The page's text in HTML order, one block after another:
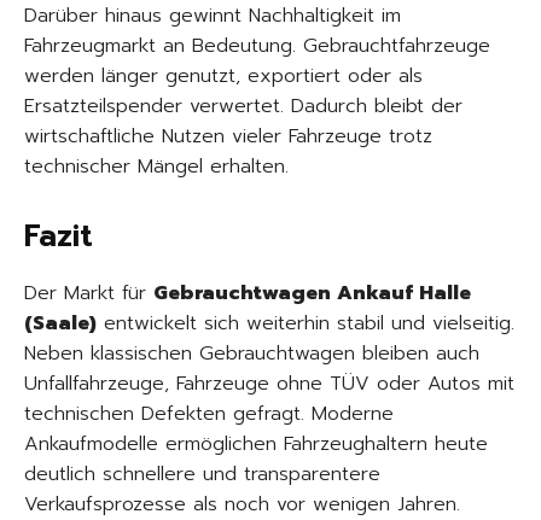
Darüber hinaus gewinnt Nachhaltigkeit im
Fahrzeugmarkt an Bedeutung. Gebrauchtfahrzeuge
werden länger genutzt, exportiert oder als
Ersatzteilspender verwertet. Dadurch bleibt der
wirtschaftliche Nutzen vieler Fahrzeuge trotz
technischer Mängel erhalten.
Fazit
Der Markt für Gebrauchtwagen Ankauf Halle
(Saale) entwickelt sich weiterhin stabil und vielseitig.
Neben klassischen Gebrauchtwagen bleiben auch
Unfallfahrzeuge, Fahrzeuge ohne TÜV oder Autos mit
technischen Defekten gefragt. Moderne
Ankaufmodelle ermöglichen Fahrzeughaltern heute
deutlich schnellere und transparentere
Verkaufsprozesse als noch vor wenigen Jahren.